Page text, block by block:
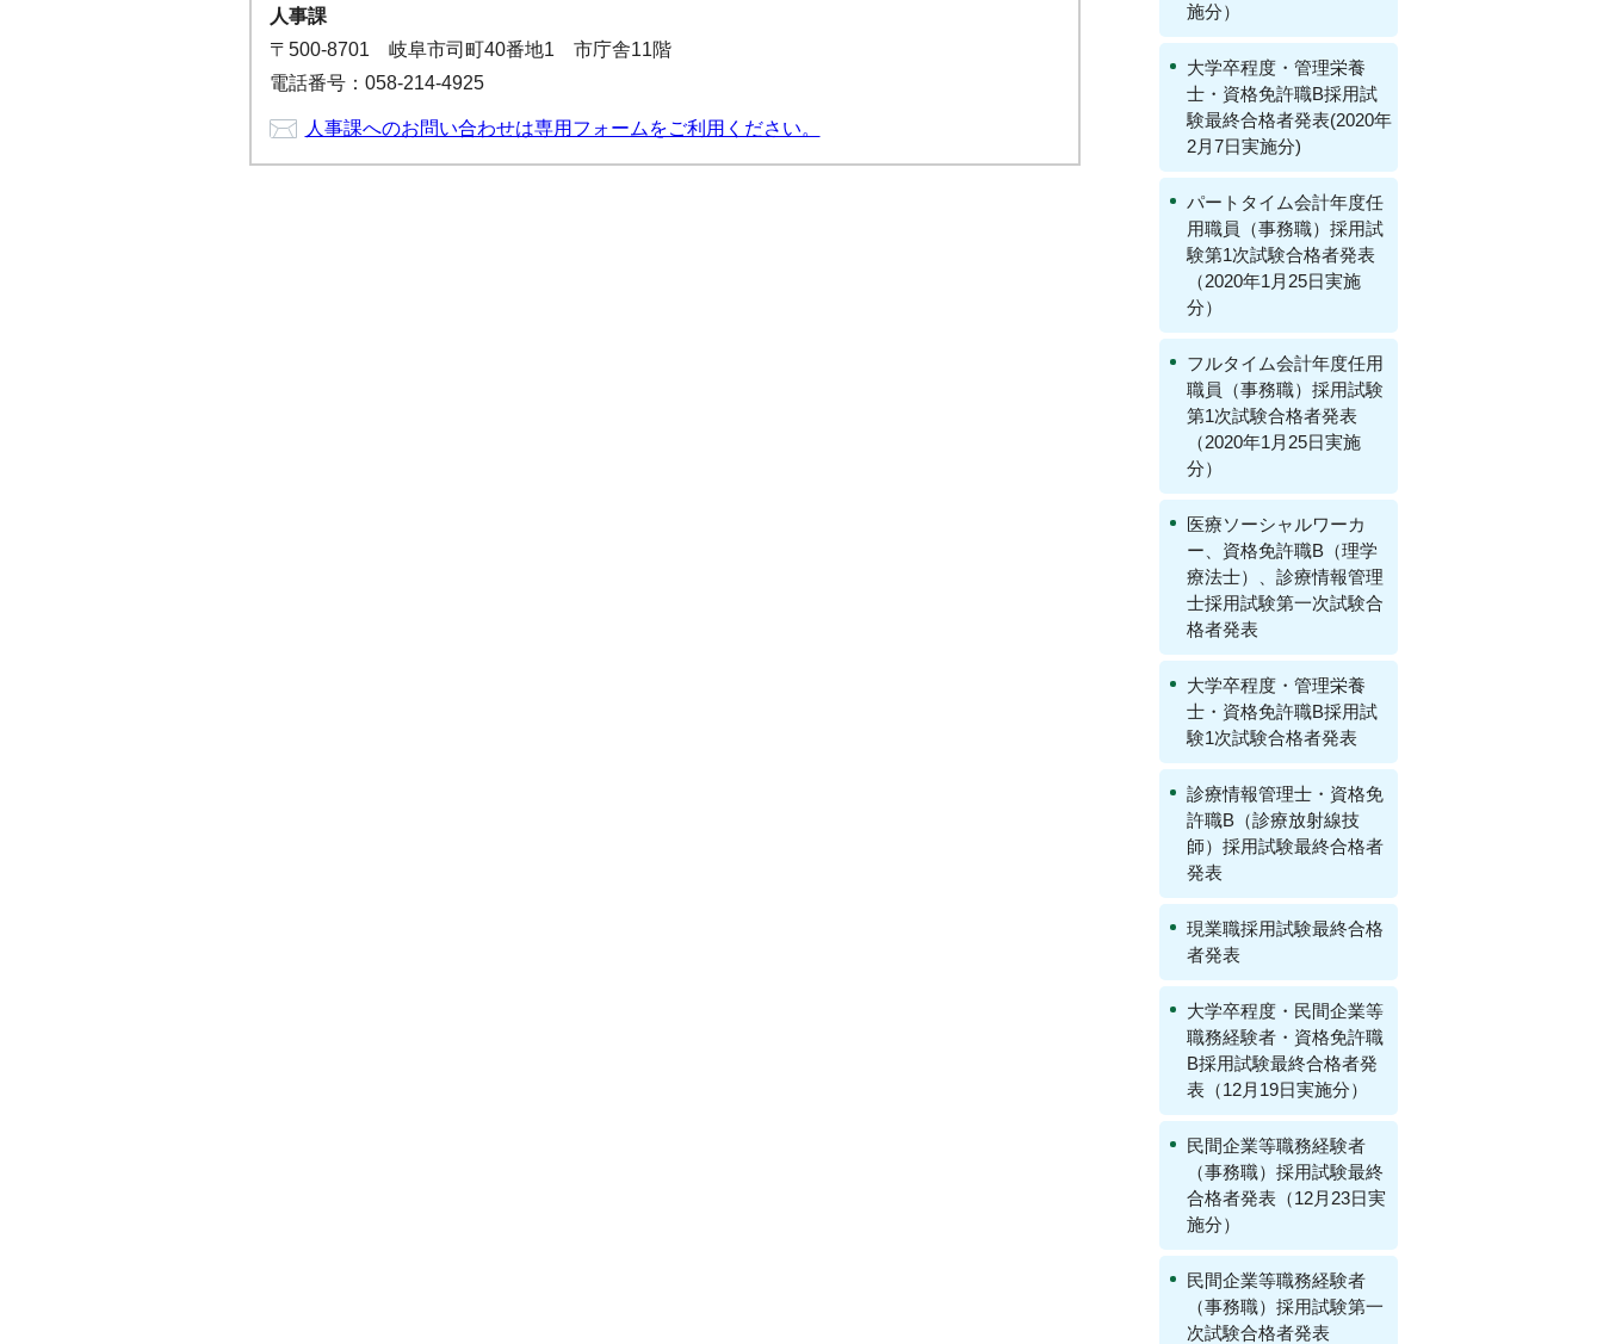
人事課
〒500-8701 岐阜市司町40番地1 市庁舎11階
電話番号：058-214-4925
人事課へのお問い合わせは専用フォームをご利用ください。
施分）
大学卒程度・管理栄養
士・資格免許職B採用試
験最終合格者発表(2020年
2月7日実施分)
パートタイム会計年度任
用職員（事務職）採用試
験第1次試験合格者発表
（2020年1月25日実施
分）
フルタイム会計年度任用
職員（事務職）採用試験
第1次試験合格者発表
（2020年1月25日実施
分）
医療ソーシャルワーカ
ー、資格免許職B（理学
療法士）、診療情報管理
士採用試験第一次試験合
格者発表
大学卒程度・管理栄養
士・資格免許職B採用試
験1次試験合格者発表
診療情報管理士・資格免
許職B（診療放射線技
師）採用試験最終合格者
発表
現業職採用試験最終合格
者発表
大学卒程度・民間企業等
職務経験者・資格免許職
B採用試験最終合格者発
表（12月19日実施分）
民間企業等職務経験者
（事務職）採用試験最終
合格者発表（12月23日実
施分）
民間企業等職務経験者
（事務職）採用試験第一
次試験合格者発表